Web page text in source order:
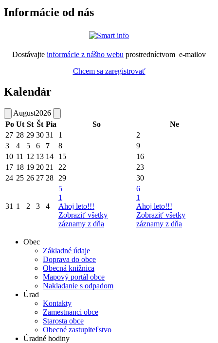
Informácie od nás
Dostávajte informácie z nášho webu prostredníctvom e-mailov
Chcem sa zaregistrovať
Kalendár
August2026
Po Ut St Št Pia So
Ne
27 28 29 30 31 1
2
3
4 5 6 7 8
9
10 11 12 13 14 15
16
17 18 19 20 21 22
23
24 25 26 27 28 29 30
31 1 2 3 4
5
1
Ahoj leto!!!
Zobraziť všetky
záznamy z dňa
6
1
Ahoj leto!!!
Zobraziť všetky
záznamy z dňa
Obec
Základné údaje
Doprava do obce
Obecná knižnica
Mapový portál obce
Nakladanie s odpadom
Úrad
Kontakty
Zamestnanci obce
Starosta obce
Obecné zastupiteľstvo
Úradné hodiny